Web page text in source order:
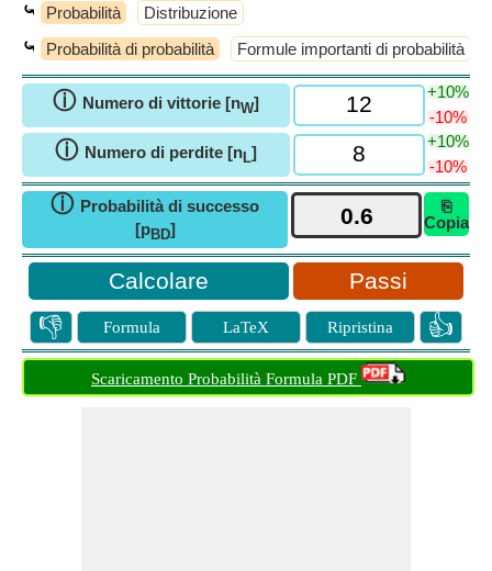
⤿ Probabilità Distribuzione
⤿ Probabilità di probabilità Formule importanti di probabilità
ⓘ Numero di vittorie [nW]
+10%
-10%
ⓘ Numero di perdite [nL]
+10%
-10%
ⓘ Probabilità di successo
[pBD]
⎘
Copia
Passi
👎 Formula LaTeX Ripristina 👍
Scaricamento Probabilità Formula PDF